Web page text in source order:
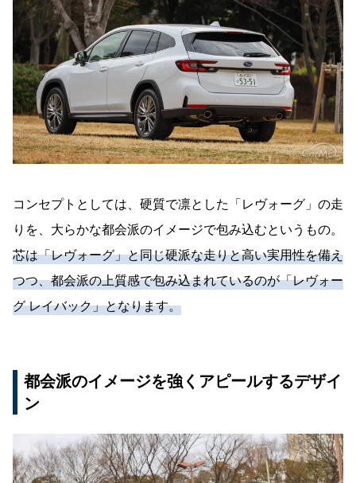
コンセプトとしては、硬質で凛とした「レヴォーグ」の走
りを、大らかな都会派のイメージで包み込むというもの。
芯は「レヴォーグ」と同じ硬派な走りと高い実用性を備え
つつ、都会派の上質感で包み込まれているのが「レヴォー
グ レイバック」となります。
都会派のイメージを強くアピールするデザイ
ン